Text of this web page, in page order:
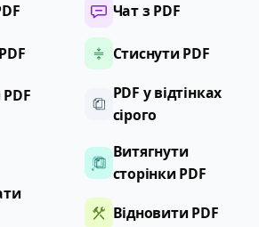
Чат з PDF
Стиснути PDF
PDF у відтінках
сірого
Витягнути
сторінки PDF
Відновити PDF